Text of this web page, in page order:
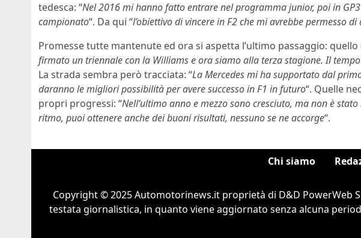
tedesca: “Nel 2016 mi hanno fatto entrare nel programma junior, poi in
campionato“. Da qui “l’obiettivo di vincere in F2 che mi avrebbe permesso
Promesse tutte mantenute ed ora si aspetta l’ultimo passaggio: quello
firmato un triennale con la Williams e ora siamo alla terza stagione. Il
La strada sembra però tracciata: “La Mercedes mi ha supportato dal
daranno le migliori possibilità per avere successo in F1 in futuro“. Quelle
propri progressi: “Nell’ultimo anno e mezzo sono cresciuto, ma non è
ritmo, puoi ottenere anche dei buoni risultati, nessuno se ne accorge“.
Chi siamo
Copyright © 2025 Automotorinews.it proprietà di D&D PowerWeb
testata giornalistica, in quanto viene aggiornato senza alcuna